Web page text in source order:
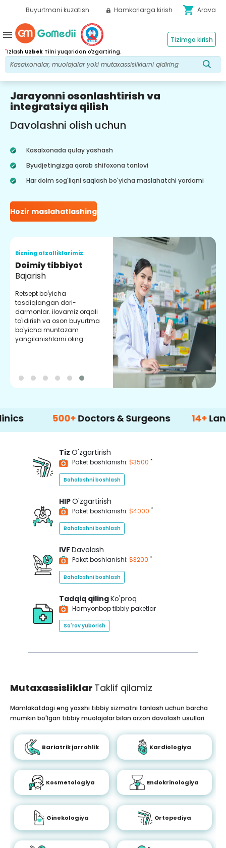
Buyurtmani kuzatish Hamkorlarga kirish shopping_cart Arava
*Izlash Uzbek Tilni yuqoridan o'zgartiring.
Tizimga kirish
menu
Jarayonni osonlashtirish va
integratsiya qilish
Davolashni olish uchun
Kasalxonada qulay yashash
Byudjetingizga qarab shifoxona tanlovi
Har doim sog'liqni saqlash bo'yicha maslahatchi yordami
Hozir maslahatlashing
Bizning afzalliklarimiz
Doimiy tibbiyot
Bajarish
Retsept bo'yicha
tasdiqlangan dori-
darmonlar. ilovamiz orqali
to'ldirish va oson buyurtma
bo'yicha muntazam
yangilanishlarni oling.
500+ Doctors & Surgeons 14+Language
Tiz O'zgartirish
Paket boshlanishi: $3500 *
Baholashni boshlash
HIPO'zgartirish
Paket boshlanishi: $4000 *
Baholashni boshlash
IVFDavolash
Paket boshlanishi: $3200 *
Baholashni boshlash
Tadqiq qilingKo'proq
Hamyonbop tibbiy paketlar
So'rov yuborish
Mutaxassisliklar Taklif qilamiz
Mamlakatdagi eng yaxshi tibbiy xizmatni tanlash uchun barcha
mumkin bo'lgan tibbiy muolajalar bilan arzon davolash usullari.
Bariatrik jarrohlik Kardiologiya
Kosmetologiya Endokrinologiya
Ginekologiya Ortopediya